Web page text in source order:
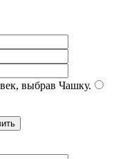
выбрав Чашку.